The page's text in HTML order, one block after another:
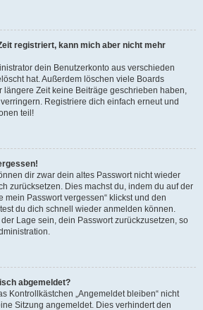
registriert, kann mich aber nicht mehr
dein Benutzerkonto aus verschieden
hat. Außerdem löschen viele Boards
längere Zeit keine Beiträge geschrieben haben,
Registriere dich einfach erneut und
teil!
dir zwar dein altes Passwort nicht wieder
zurücksetzen. Dies machst du, indem du auf der
mein Passwort vergessen“ klickst und den
du dich schnell wieder anmelden können.
Lage sein, dein Passwort zurückzusetzen, so
abgemeldet?
Kontrollkästchen „Angemeldet bleiben“ nicht
Sitzung angemeldet. Dies verhindert den